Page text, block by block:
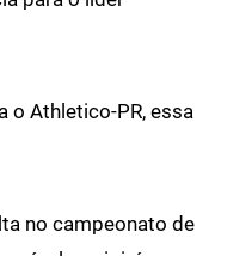
o Athletico-PR, essa
no campeonato de